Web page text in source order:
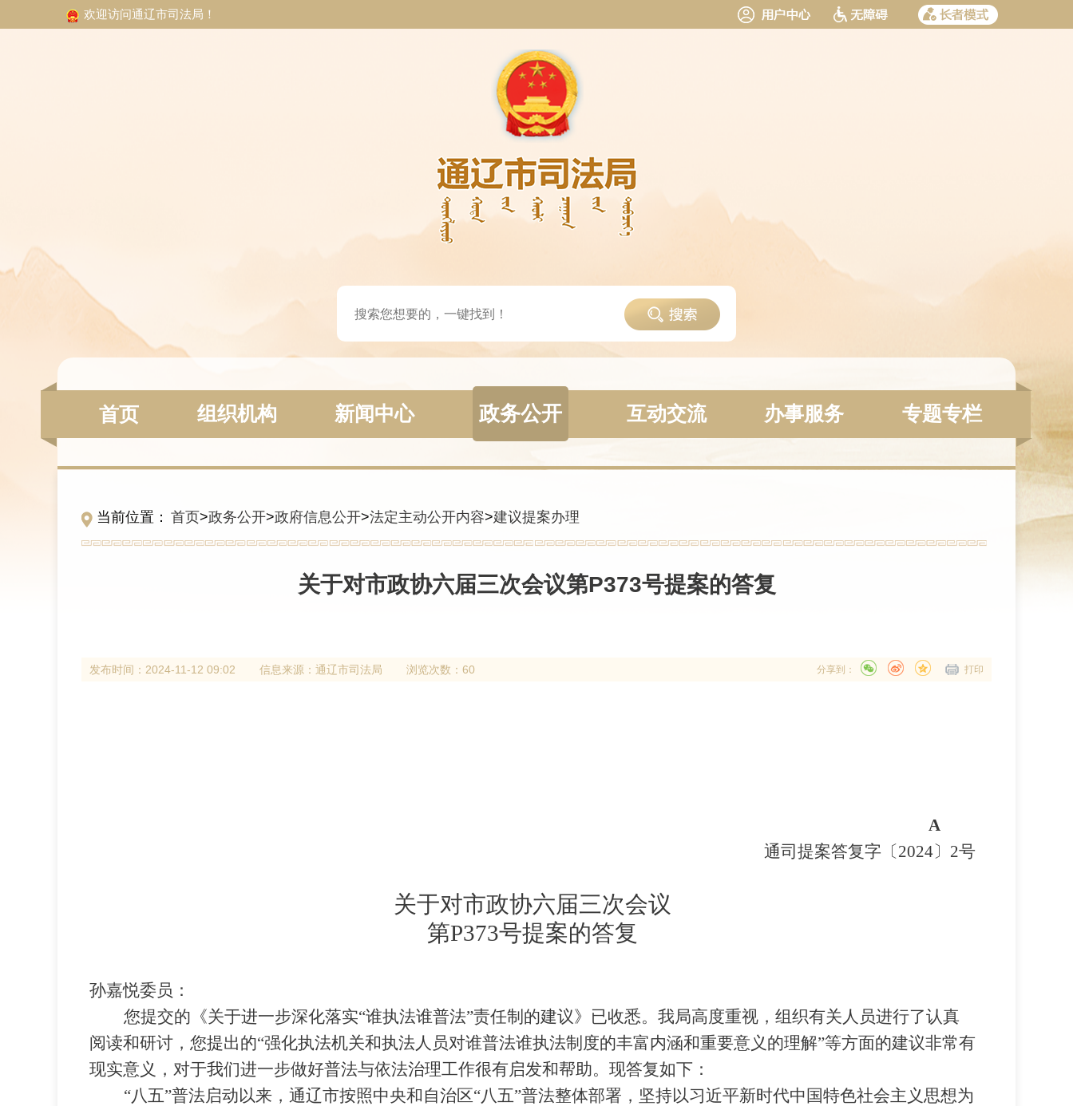
欢迎访问通辽市司法局！
首页 组织机构 新闻中心 政务公开 互动交流 办事服务 专题专栏
当前位置： 首页>政务公开>政府信息公开>法定主动公开内容>建议提案办理
关于对市政协六届三次会议第P373号提案的答复
发布时间： 2024-11-12 09:02 信息来源： 通辽市司法局 浏览次数：60 打印
分享到：
A
通司提案答复字〔2024〕 2号
关于对市政协六届三次会议
第P373号提案的答复
孙嘉悦委员：
您提交的《关于进一步深化落实“谁执法谁普法”责任制的建议》已收悉。我局高度重视，组织有关人员进行了认真
阅读和研讨，您提出的“强化执法机关和执法人员对谁普法谁执法制度的丰富内涵和重要意义的理解”等方面的建议非常有
现实意义，对于我们进一步做好普法与依法治理工作很有启发和帮助。现答复如下：
“八五”普法启动以来，通辽市按照中央和自治区“八五”普法整体部署，坚持以习近平新时代中国特色社会主义思想为